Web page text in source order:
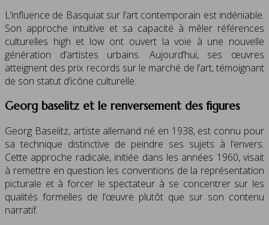
L’influence de Basquiat sur l’art contemporain est indéniable.
Son approche intuitive et sa capacité à mêler références
culturelles high et low ont ouvert la voie à une nouvelle
génération d’artistes urbains. Aujourd’hui, ses œuvres
atteignent des prix records sur le marché de l’art, témoignant
de son statut d’icône culturelle.
Georg baselitz et le renversement des figures
Georg Baselitz, artiste allemand né en 1938, est connu pour
sa technique distinctive de peindre ses sujets à l’envers.
Cette approche radicale, initiée dans les années 1960, visait
à remettre en question les conventions de la représentation
picturale et à forcer le spectateur à se concentrer sur les
qualités formelles de l’œuvre plutôt que sur son contenu
narratif.